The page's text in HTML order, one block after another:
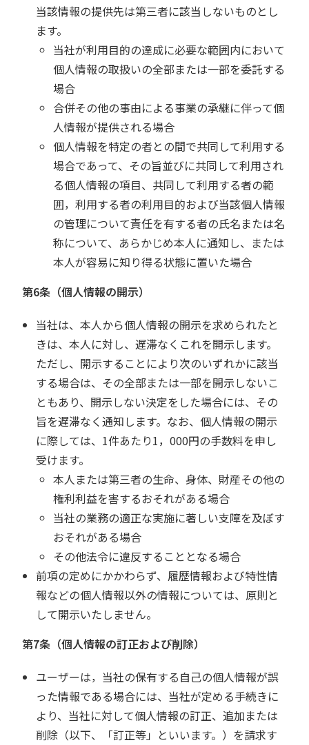
当該情報の提供先は第三者に該当しないものとし
ます。
当社が利用目的の達成に必要な範囲内において
個人情報の取扱いの全部または一部を委託する
場合
合併その他の事由による事業の承継に伴って個
人情報が提供される場合
個人情報を特定の者との間で共同して利用する
場合であって、その旨並びに共同して利用され
る個人情報の項目、共同して利用する者の範
囲，利用する者の利用目的および当該個人情報
の管理について責任を有する者の氏名または名
称について、あらかじめ本人に通知し、または
本人が容易に知り得る状態に置いた場合
第6条（個人情報の開示）
当社は、本人から個人情報の開示を求められたと
きは、本人に対し、遅滞なくこれを開示します。
ただし、開示することにより次のいずれかに該当
する場合は、その全部または一部を開示しないこ
ともあり、開示しない決定をした場合には、その
旨を遅滞なく通知します。なお、個人情報の開示
に際しては、1件あたり1，000円の手数料を申し
受けます。
本人または第三者の生命、身体、財産その他の
権利利益を害するおそれがある場合
当社の業務の適正な実施に著しい支障を及ぼす
おそれがある場合
その他法令に違反することとなる場合
前項の定めにかかわらず、履歴情報および特性情
報などの個人情報以外の情報については、原則と
して開示いたしません。
第7条（個人情報の訂正および削除）
ユーザーは，当社の保有する自己の個人情報が誤
った情報である場合には、当社が定める手続きに
より、当社に対して個人情報の訂正、追加または
削除（以下、「訂正等」といいます。）を請求す